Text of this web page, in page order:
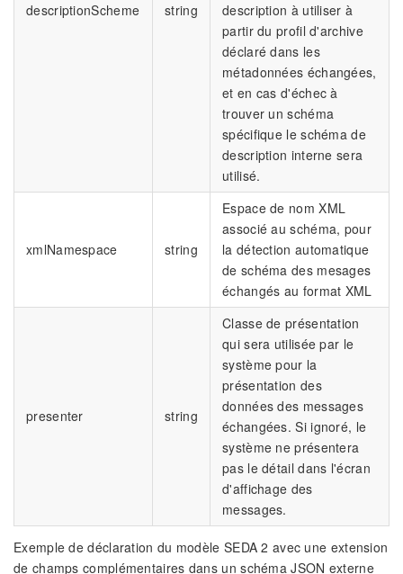
descriptionScheme string
description à utiliser à
partir du profil d'archive
déclaré dans les
métadonnées échangées,
et en cas d'échec à
trouver un schéma
spécifique le schéma de
description interne sera
utilisé.
xmlNamespace string
Espace de nom XML
associé au schéma, pour
la détection automatique
de schéma des mesages
échangés au format XML
presenter string
Classe de présentation
qui sera utilisée par le
système pour la
présentation des
données des messages
échangées. Si ignoré, le
système ne présentera
pas le détail dans l'écran
d'affichage des
messages.
Exemple de déclaration du modèle SEDA 2 avec une extension
de champs complémentaires dans un schéma JSON externe